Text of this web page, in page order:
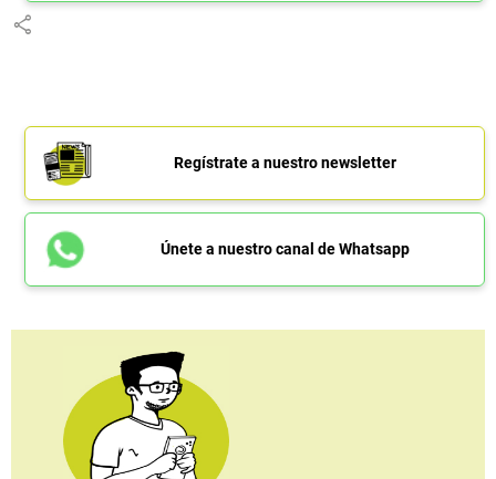
share
Regístrate a nuestro newsletter
Únete a nuestro canal de Whatsapp